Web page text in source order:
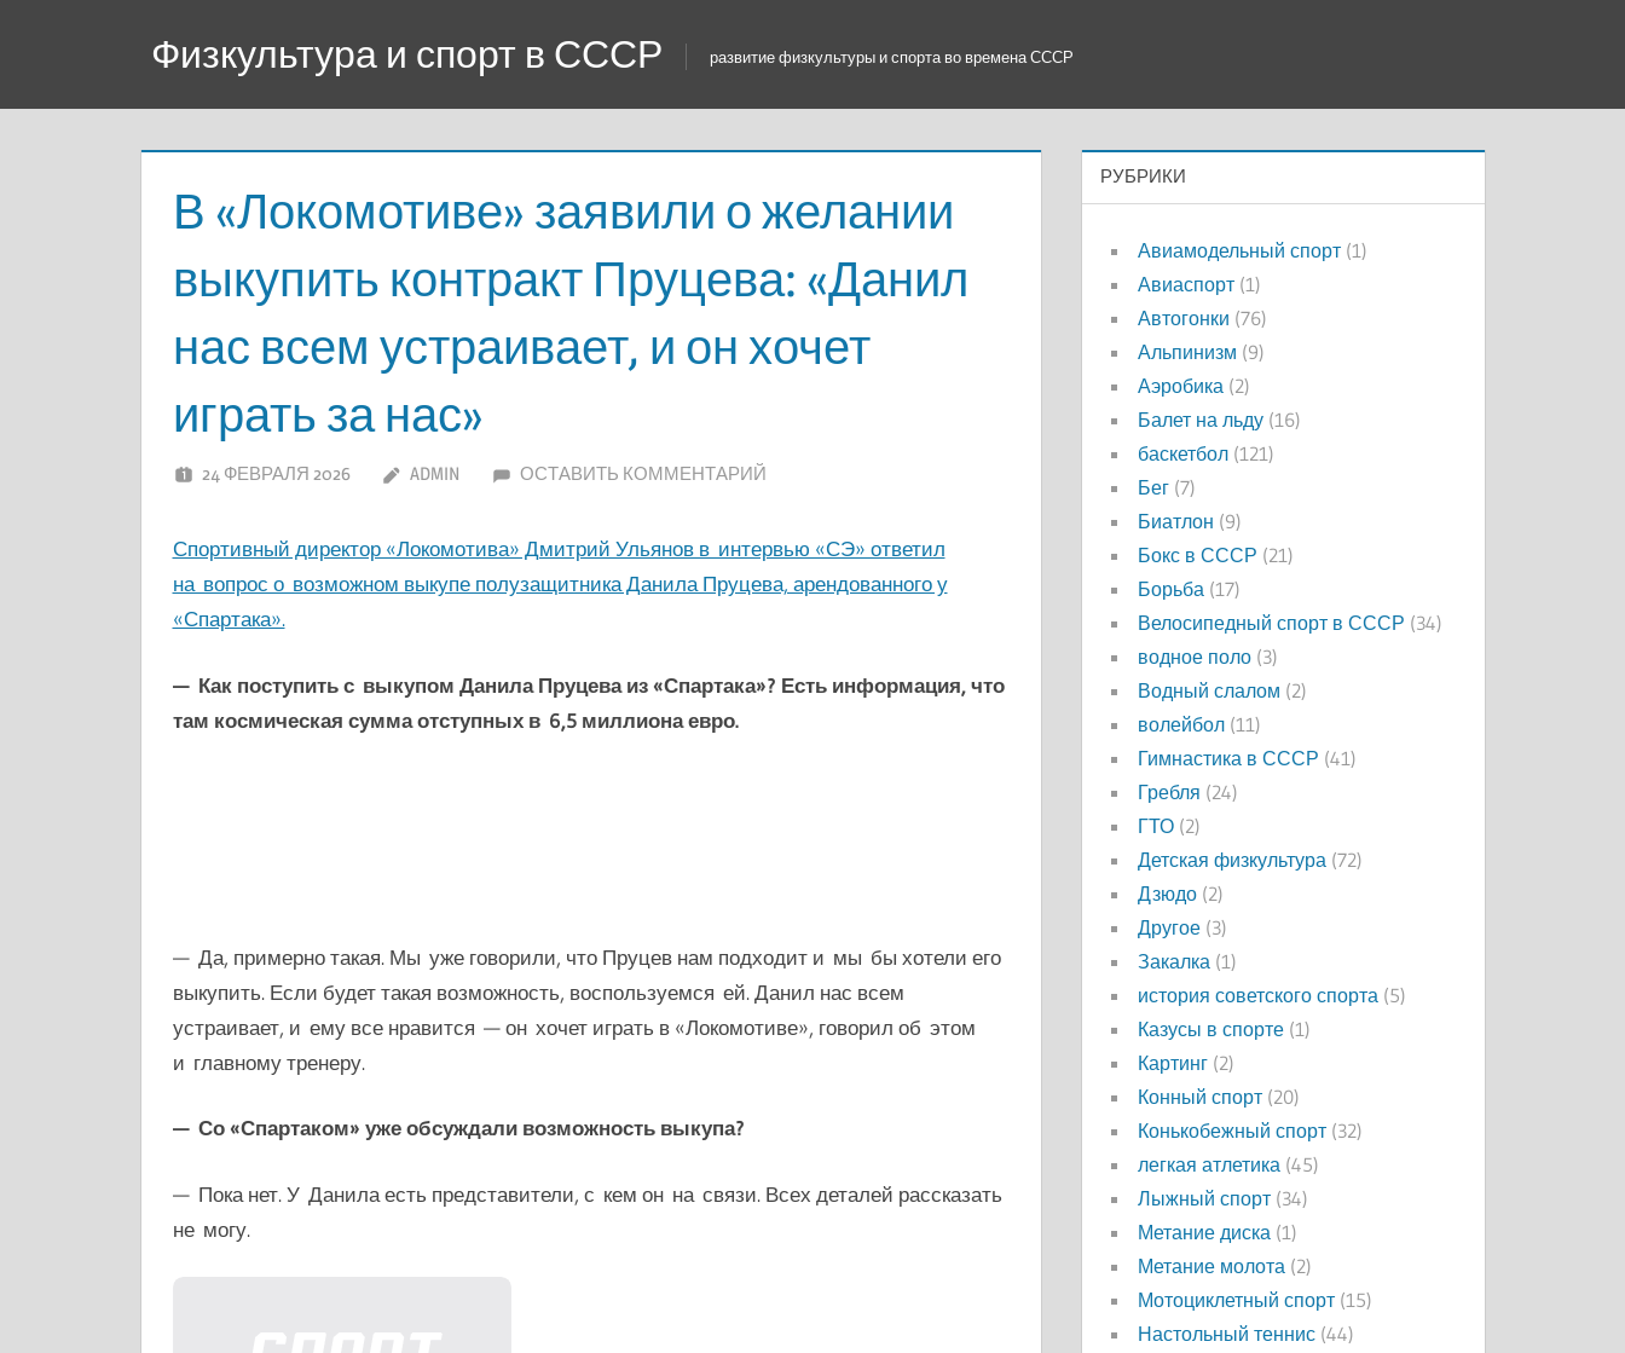
Физкультура и спорт в СССР развитие физкультуры и спорта во времена СССР
В «Локомотиве» заявили о желании
выкупить контракт Пруцева: «Данил
нас всем устраивает, и он хочет
играть за нас»
24 ФЕВРАЛЯ 2026 ADMIN ОСТАВИТЬ КОММЕНТАРИЙ
Спортивный директор «Локомотива» Дмитрий Ульянов в интервью «СЭ» ответил
на вопрос о возможном выкупе полузащитника Данила Пруцева, арендованного у
«Спартака».
— Как поступить с выкупом Данила Пруцева из «Спартака»? Есть информация, что
там космическая сумма отступных в 6,5 миллиона евро.
— Да, примерно такая. Мы уже говорили, что Пруцев нам подходит и мы бы хотели его
выкупить. Если будет такая возможность, воспользуемся ей. Данил нас всем
устраивает, и ему все нравится — он хочет играть в «Локомотиве», говорил об этом
и главному тренеру.
— Со «Спартаком» уже обсуждали возможность выкупа?
— Пока нет. У Данила есть представители, с кем он на связи. Всех деталей рассказать
не могу.
РУБРИКИ
Авиамодельный спорт (1)
Авиаспорт (1)
Автогонки (76)
Альпинизм (9)
Аэробика (2)
Балет на льду (16)
баскетбол (121)
Бег (7)
Биатлон (9)
Бокс в СССР (21)
Борьба (17)
Велосипедный спорт в СССР (34)
водное поло (3)
Водный слалом (2)
волейбол (11)
Гимнастика в СССР (41)
Гребля (24)
ГТО (2)
Детская физкультура (72)
Дзюдо (2)
Другое (3)
Закалка (1)
история советского спорта (5)
Казусы в спорте (1)
Картинг (2)
Конный спорт (20)
Конькобежный спорт (32)
легкая атлетика (45)
Лыжный спорт (34)
Метание диска (1)
Метание молота (2)
Мотоциклетный спорт (15)
Настольный теннис (44)